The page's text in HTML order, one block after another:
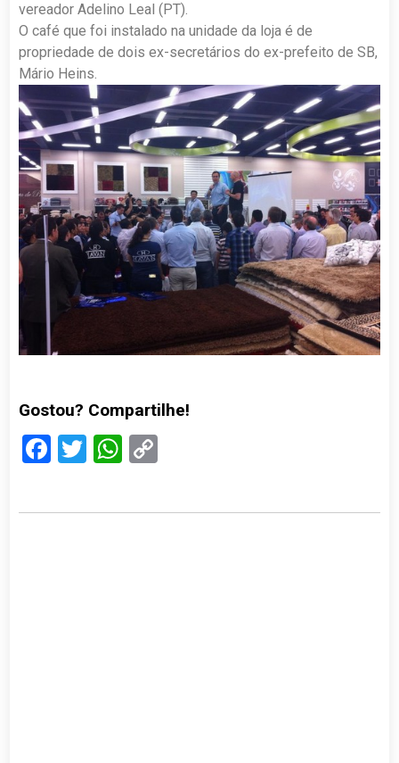
vereador Adelino Leal (PT).
O café que foi instalado na unidade da loja é de
propriedade de dois ex-secretários do ex-prefeito de SB,
Mário Heins.
Gostou? Compartilhe!
Facebook
TwitterWhatsApp